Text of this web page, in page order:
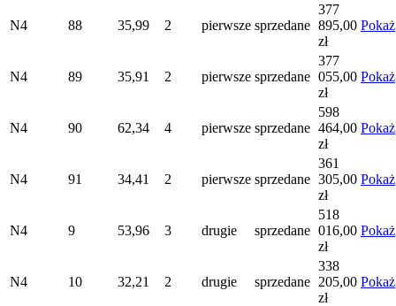
N4 88 35,99 2 pierwsze sprzedane
377
895,00
zł
Pokaż
N4 89 35,91 2 pierwsze sprzedane
377
055,00
zł
Pokaż
N4 90 62,34 4 pierwsze sprzedane
598
464,00
zł
Pokaż
N4 91 34,41 2 pierwsze sprzedane
361
305,00
zł
Pokaż
N4 9 53,96 3 drugie sprzedane
518
016,00
zł
Pokaż
N4 10 32,21 2 drugie sprzedane
338
205,00
zł
Pokaż